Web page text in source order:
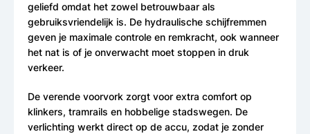
geliefd omdat het zowel betrouwbaar als
gebruiksvriendelijk is. De hydraulische schijfremmen
geven je maximale controle en remkracht, ook wanneer
het nat is of je onverwacht moet stoppen in druk
verkeer.
De verende voorvork zorgt voor extra comfort op
klinkers, tramrails en hobbelige stadswegen. De
verlichting werkt direct op de accu, zodat je zonder